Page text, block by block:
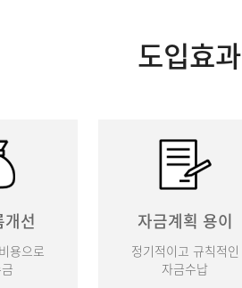
도입효과
선
용으로
자금계획 용이
정기적이고 규칙적인
자금수납